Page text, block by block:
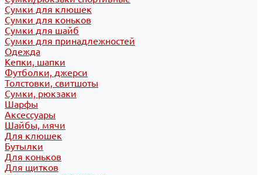
Сумки для клюшек
Сумки для коньков
Сумки для шайб
Сумки для принадлежностей
Одежда
Кепки, шапки
Футболки, джерси
Толстовки, свитшоты
Сумки, рюкзаки
Шарфы
Аксессуары
Шайбы, мячи
Для клюшек
Бутылки
Для коньков
Для щитков